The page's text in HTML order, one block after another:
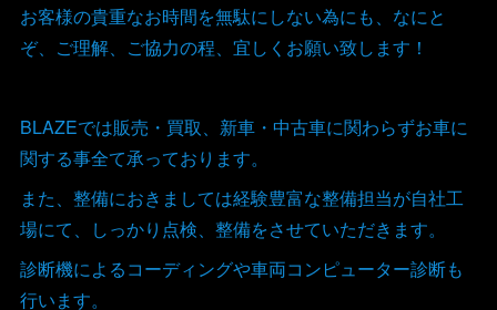
お客様の貴重なお時間を無駄にしない為にも、なにと
ぞ、ご理解、ご協力の程、宜しくお願い致します！
BLAZEでは販売・買取、新車・中古車に関わらずお車に
関する事全て承っております。
また、整備におきましては経験豊富な整備担当が自社工
場にて、しっかり点検、整備をさせていただきます。
診断機によるコーディングや車両コンピューター診断も
行います。